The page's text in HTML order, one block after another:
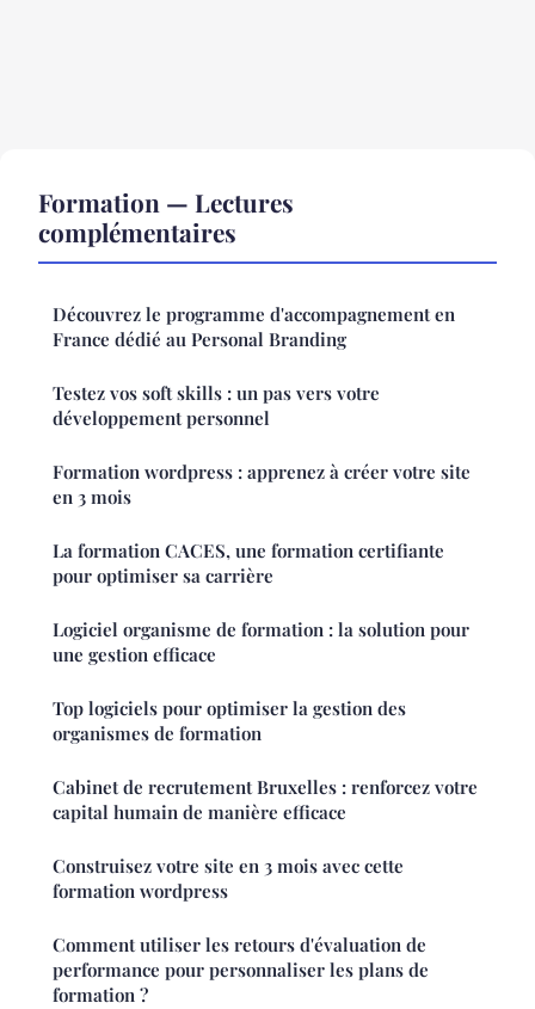
Formation — Lectures
complémentaires
Découvrez le programme d'accompagnement en
France dédié au Personal Branding
Testez vos soft skills : un pas vers votre
développement personnel
Formation wordpress : apprenez à créer votre site
en 3 mois
La formation CACES, une formation certifiante
pour optimiser sa carrière
Logiciel organisme de formation : la solution pour
une gestion efficace
Top logiciels pour optimiser la gestion des
organismes de formation
Cabinet de recrutement Bruxelles : renforcez votre
capital humain de manière efficace
Construisez votre site en 3 mois avec cette
formation wordpress
Comment utiliser les retours d'évaluation de
performance pour personnaliser les plans de
formation ?